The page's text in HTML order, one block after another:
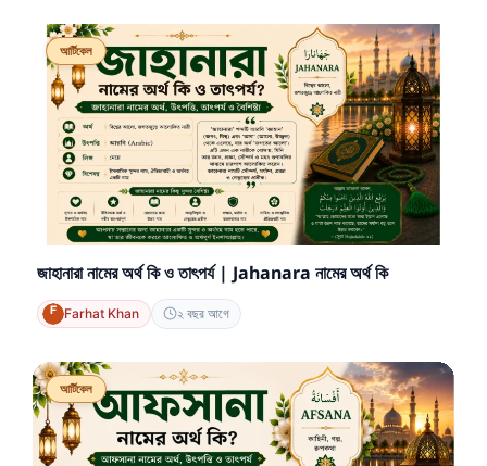
আর্টিকেল
জাহানারা নামের অর্থ কি ও তাৎপর্য | Jahanara নামের অর্থ কি
Farhat Khan ২ বছর আগে
আর্টিকেল